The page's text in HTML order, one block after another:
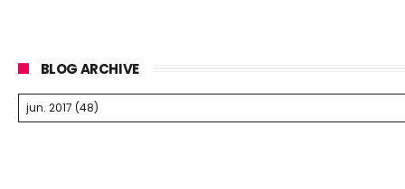
BLOG ARCHIVE